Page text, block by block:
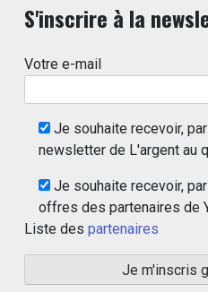
S'inscrire à la
Votre e-mail
Je souhaite recevoir,
newsletter de L'argent au
Je souhaite recevoir,
offres des partenaires de
Liste des partenaires